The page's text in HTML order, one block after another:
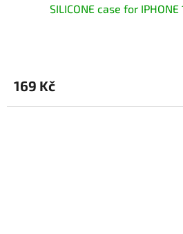
SILICONE case for
169 Kč